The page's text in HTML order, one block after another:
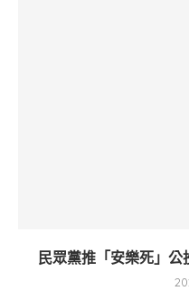
民眾黨推「安樂死」